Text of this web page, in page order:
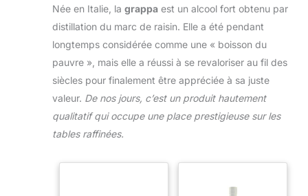
Née en Italie, la grappa est un alcool fort obtenu par
distillation du marc de raisin. Elle a été pendant
longtemps considérée comme une « boisson du
pauvre », mais elle a réussi à se revaloriser au fil des
siècles pour finalement être appréciée à sa juste
valeur. De nos jours, c’est un produit hautement
qualitatif qui occupe une place prestigieuse sur les
tables raffinées.